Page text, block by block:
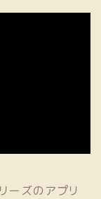
ーズのアプリ